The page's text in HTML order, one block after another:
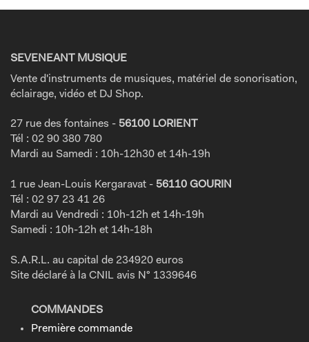
SEVENEANT MUSIQUE
Vente d'instruments de musiques, matériel de sonorisation,
éclairage, vidéo et DJ Shop.
27 rue des fontaines - 56100 LORIENT
Tél : 02 90 380 780
Mardi au Samedi : 10h-12h30 et 14h-19h
1 rue Jean-Louis Kergaravat - 56110 GOURIN
Tél : 02 97 23 41 26
Mardi au Vendredi : 10h-12h et 14h-19h
Samedi : 10h-12h et 14h-18h
S.A.R.L. au capital de 234920 euros
Site déclaré à la CNIL avis N° 1339646
COMMANDES
Première commande